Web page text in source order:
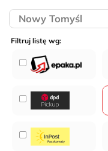
Filtruj listę wg: